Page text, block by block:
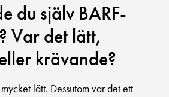
du själv BARF-
Var det lätt,
krävande?
lätt. Dessutom var det ett